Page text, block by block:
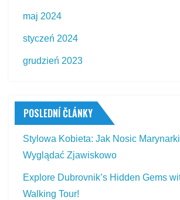
maj 2024
styczeń 2024
grudzień 2023
POSLEDNÍ ČLÁNKY
Stylowa Kobieta: Jak Nosic
Wyglądać Zjawiskowo
Explore Dubrovnik’s Hidden Gems
Walking Tour!